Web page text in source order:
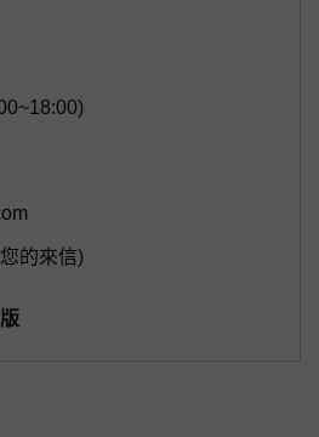
的來信)